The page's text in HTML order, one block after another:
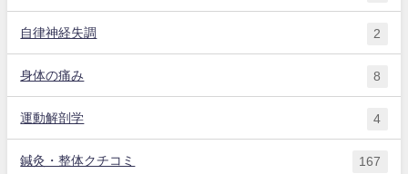
自律神経失調 2
身体の痛み 8
運動解剖学 4
鍼灸・整体クチコミ 167